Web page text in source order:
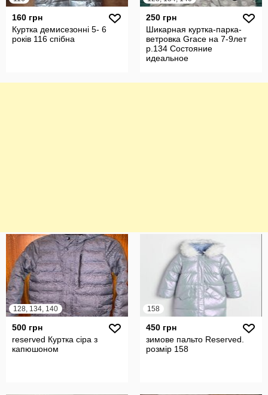
160 грн
Куртка демисезонні 5- 6
років 116 спібна
250 грн
Шикарная куртка-парка-
ветровка Grace на 7-9лет
р.134 Состояние
идеальное
128, 134, 140
500 грн
reserved Куртка сіра з
капюшоном
158
450 грн
зимове пальто Reserved.
розмір 158